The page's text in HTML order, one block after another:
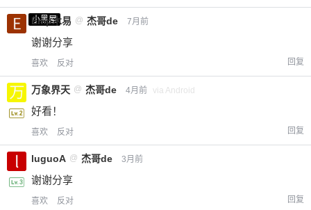
小黑屋
Emp木易 @ 杰哥de 7月前
谢谢分享
喜欢 反对 回复
万象界天 @ 杰哥de 4月前 via Android
好看！
喜欢 反对 回复
luguoA @ 杰哥de 3月前
谢谢分享
喜欢 反对 回复